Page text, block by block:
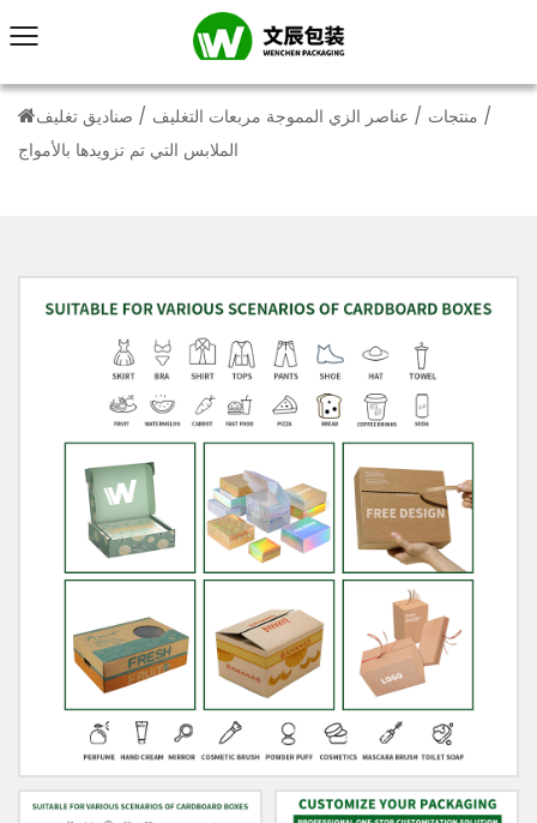
/ منتجات / عناصر الزي المموجة مربعات التغليف / صناديق تغليف
الملابس التي تم تزويدها بالأمواج